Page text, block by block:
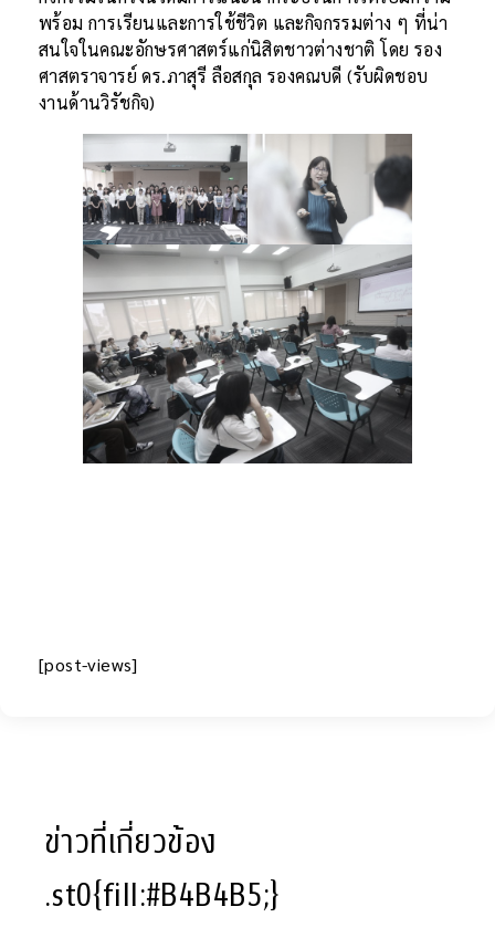
พร้อม การเรียนและการใช้ชีวิต และกิจกรรมต่าง ๆ ที่น่า
สนใจในคณะอักษรศาสตร์แก่นิสิตชาวต่างชาติ โดย รอง
ศาสตราจารย์ ดร.ภาสุรี ลือสกุล รองคณบดี (รับผิดชอบ
งานด้านวิรัชกิจ)
[post-views]
ข่าวที่เกี่ยวข้อง
.st0{fill:#B4B4B5;}